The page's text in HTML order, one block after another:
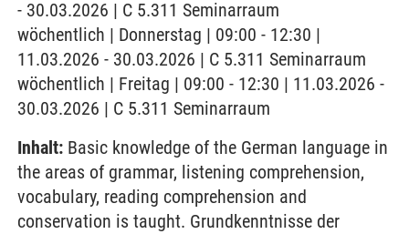
- 30.03.2026 | C 5.311 Seminarraum
wöchentlich | Donnerstag | 09:00 - 12:30 |
11.03.2026 - 30.03.2026 | C 5.311 Seminarraum
wöchentlich | Freitag | 09:00 - 12:30 | 11.03.2026 -
30.03.2026 | C 5.311 Seminarraum
Inhalt: Basic knowledge of the German language in
the areas of grammar, listening comprehension,
vocabulary, reading comprehension and
conservation is taught. Grundkenntnisse der